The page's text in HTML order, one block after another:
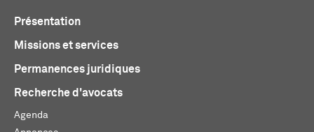
Présentation
Missions et services
Permanences juridiques
Recherche d'avocats
Agenda